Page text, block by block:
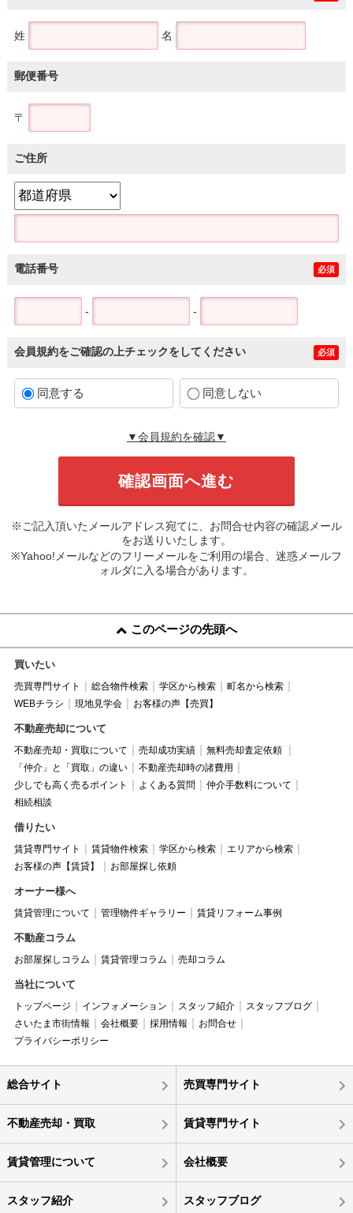
姓 名
郵便番号
〒
ご住所
電話番号 必須
- -
会員規約をご確認の上チェックをしてください 必須
同意する 同意しない
▼会員規約を確認▼
※ご記入頂いたメールアドレス宛てに、お問合せ内容の確認メール
をお送りいたします。
※Yahoo!メールなどのフリーメールをご利用の場合、迷惑メールフ
ォルダに入る場合があります。
このページの先頭へ
買いたい
売買専門サイト 総合物件検索 学区から検索
町名から検索
WEBチラシ
現地見学会 お客様の声【売買】
不動産売却について
不動産売却・買取について 売却成功実績
無料売却査定依頼
「仲介」と「買取」の違い
不動産売却時の諸費用
少しでも高く売るポイント
よくある質問
仲介手数料について
相続相談
借りたい
賃貸専門サイト 賃貸物件検索 学区から検索
エリアから検索
お客様の声【賃貸】
お部屋探し依頼
オーナー様へ
賃貸管理について 管理物件ギャラリー 賃貸リフォーム事例
不動産コラム
お部屋探しコラム 賃貸管理コラム 売却コラム
当社について
トップページ インフォメーション スタッフ紹介
スタッフブログ
さいたま市街情報
会社概要 採用情報
お問合せ
プライバシーポリシー
総合サイト 売買専門サイト
不動産売却・買取 賃貸専門サイト
賃貸管理について 会社概要
スタッフ紹介 スタッフブログ